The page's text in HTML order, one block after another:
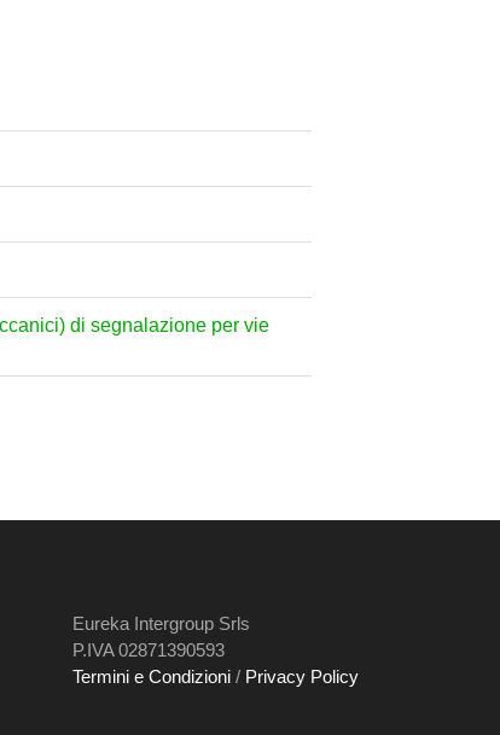
di segnalazione per vie
Eureka Intergroup Srls
P.IVA 02871390593
Termini e Condizioni / Privacy Policy